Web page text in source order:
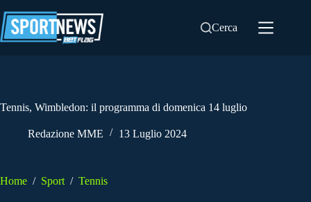
al
contenuto
Cerca
Tennis, Wimbledon: il programma di domenica 14 luglio
Redazione MME 13 Luglio 2024
Home / Sport / Tennis